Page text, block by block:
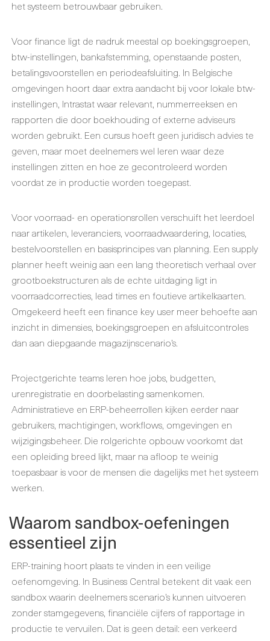
het systeem betrouwbaar gebruiken.
Voor finance ligt de nadruk meestal op boekingsgroepen,
btw-instellingen, bankafstemming, openstaande posten,
betalingsvoorstellen en periodeafsluiting. In Belgische
omgevingen hoort daar extra aandacht bij voor lokale btw-
instellingen, Intrastat waar relevant, nummerreeksen en
rapporten die door boekhouding of externe adviseurs
worden gebruikt. Een cursus hoeft geen juridisch advies te
geven, maar moet deelnemers wel leren waar deze
instellingen zitten en hoe ze gecontroleerd worden
voordat ze in productie worden toegepast.
Voor voorraad- en operationsrollen verschuift het leerdoel
naar artikelen, leveranciers, voorraadwaardering, locaties,
bestelvoorstellen en basisprincipes van planning. Een supply
planner heeft weinig aan een lang theoretisch verhaal over
grootboekstructuren als de echte uitdaging ligt in
voorraadcorrecties, lead times en foutieve artikelkaarten.
Omgekeerd heeft een finance key user meer behoefte aan
inzicht in dimensies, boekingsgroepen en afsluitcontroles
dan aan diepgaande magazijnscenario’s.
Projectgerichte teams leren hoe jobs, budgetten,
urenregistratie en doorbelasting samenkomen.
Administratieve en ERP-beheerrollen kijken eerder naar
gebruikers, machtigingen, workflows, omgevingen en
wijzigingsbeheer. Die rolgerichte opbouw voorkomt dat
een opleiding breed lijkt, maar na afloop te weinig
toepasbaar is voor de mensen die dagelijks met het systeem
werken.
Waarom sandbox-oefeningen
essentieel zijn
ERP-training hoort plaats te vinden in een veilige
oefenomgeving. In Business Central betekent dit vaak een
sandbox waarin deelnemers scenario’s kunnen uitvoeren
zonder stamgegevens, financiële cijfers of rapportage in
productie te vervuilen. Dat is geen detail: een verkeerd